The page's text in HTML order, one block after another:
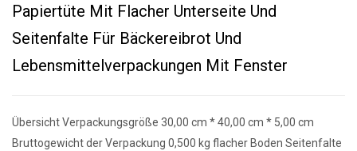
Papiertüte Mit Flacher Unterseite Und
Seitenfalte Für Bäckereibrot Und
Lebensmittelverpackungen Mit Fenster
Übersicht Verpackungsgröße 30,00 cm * 40,00 cm * 5,00 cm
Bruttogewicht der Verpackung 0,500 kg flacher Boden Seitenfalte